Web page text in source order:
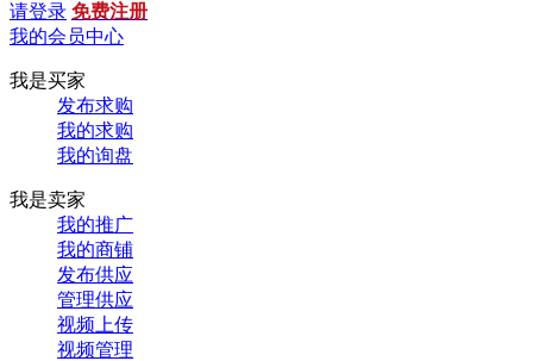
请登录 免费注册
我的会员中心
我是买家
发布求购
我的求购
我的询盘
我是卖家
我的推广
我的商铺
发布供应
管理供应
视频上传
视频管理